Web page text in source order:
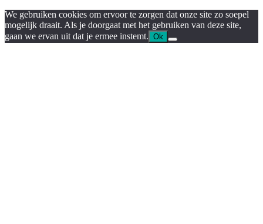
We gebruiken cookies om ervoor te zorgen dat onze site zo soepel
mogelijk draait. Als je doorgaat met het gebruiken van deze site,
gaan we ervan uit dat je ermee instemt. Ok